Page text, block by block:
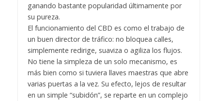
ganando bastante popularidad últimamente por
su pureza.
El funcionamiento del CBD es como el trabajo de
un buen director de tráfico: no bloquea calles,
simplemente redirige, suaviza o agiliza los flujos.
No tiene la simpleza de un solo mecanismo, es
más bien como si tuviera llaves maestras que abre
varias puertas a la vez. Su efecto, lejos de resultar
en un simple “subidón”, se reparte en un complejo